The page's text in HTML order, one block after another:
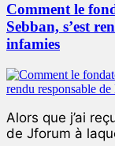
Comment le
Sebban, s’est
infamies
Alors que j’ai
de Jforum à